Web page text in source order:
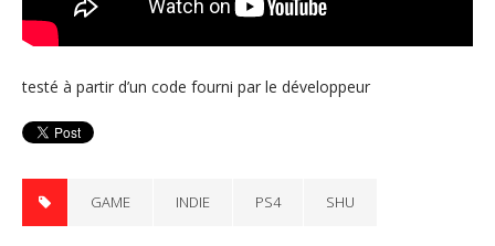
testé à partir d’un code fourni par le développeur
GAME INDIE PS4 SHU